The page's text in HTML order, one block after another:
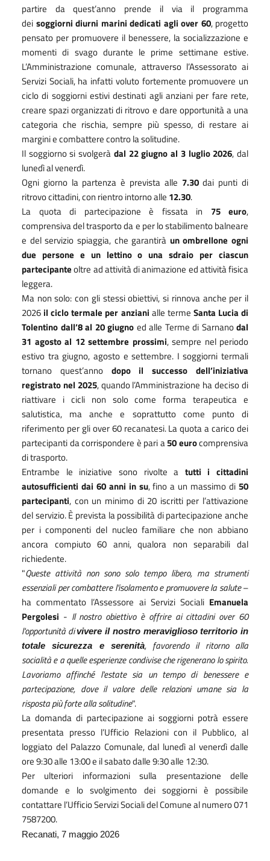
partire da quest’anno prende il via il programma
dei soggiorni diurni marini dedicati agli over 60, progetto
pensato per promuovere il benessere, la socializzazione e
momenti di svago durante le prime settimane estive.
L’Amministrazione comunale, attraverso l’Assessorato ai
Servizi Sociali, ha infatti voluto fortemente promuovere un
ciclo di soggiorni estivi destinati agli anziani per fare rete,
creare spazi organizzati di ritrovo e dare opportunità a una
categoria che rischia, sempre più spesso, di restare ai
margini e combattere contro la solitudine.
Il soggiorno si svolgerà dal 22 giugno al 3 luglio 2026, dal
lunedì al venerdì.
Ogni giorno la partenza è prevista alle 7.30dai punti di
ritrovo cittadini, con rientro intorno alle 12.30.
La quota di partecipazione è fissata in 75 euro,
comprensiva del trasporto da e per lo stabilimento balneare
e del servizio spiaggia, che garantirà un ombrellone ogni
due persone e un lettino o una sdraio per ciascun
partecipanteoltre ad attività di animazione ed attività fisica
leggera.
Ma non solo: con gli stessi obiettivi, si rinnova anche per il
2026 il ciclo termale per anziani alle terme Santa Lucia di
Tolentino dall’8 al 20 giugno ed alle Terme di Sarnanodal
31 agosto al 12 settembre prossimi, sempre nel periodo
estivo tra giugno, agosto e settembre. I soggiorni termali
tornano quest’anno dopo il successo dell’iniziativa
registrato nel 2025, quando l’Amministrazione ha deciso di
riattivare i cicli non solo come forma terapeutica e
salutistica, ma anche e soprattutto come punto di
riferimento per gli over 60 recanatesi. La quota a carico dei
partecipanti da corrispondere è pari a50 eurocomprensiva
di trasporto.
Entrambe le iniziative sono rivolte a tutti i cittadini
autosufficienti dai 60 anni in su, fino a un massimo di50
partecipanti, con un minimo di 20 iscritti per l’attivazione
del servizio. È prevista la possibilità di partecipazione anche
per i componenti del nucleo familiare che non abbiano
ancora compiuto 60 anni, qualora non separabili dal
richiedente.
"Queste attività non sono solo tempo libero, ma strumenti
essenziali per combattere l'isolamento e promuovere la salute–
ha commentato l’Assessore ai Servizi Sociali Emanuela
Pergolesi - Il nostro obiettivo è offrire ai cittadini over 60
l'opportunità divivere il nostro meraviglioso territorio in
totale sicurezza e serenità, favorendo il ritorno alla
socialità e a quelle esperienze condivise che rigenerano lo spirito.
Lavoriamo affinché l'estate sia un tempo di benessere e
partecipazione, dove il valore delle relazioni umane sia la
risposta più forte alla solitudine".
La domanda di partecipazione ai soggiorni potrà essere
presentata presso l’Ufficio Relazioni con il Pubblico, al
loggiato del Palazzo Comunale, dal lunedì al venerdì dalle
ore 9:30 alle 13:00 e il sabato dalle 9:30 alle 12:30.
Per ulteriori informazioni sulla presentazione delle
domande e lo svolgimento dei soggiorni è possibile
contattare l’Ufficio Servizi Sociali del Comune al numero 071
7587200.
Recanati, 7 maggio 2026